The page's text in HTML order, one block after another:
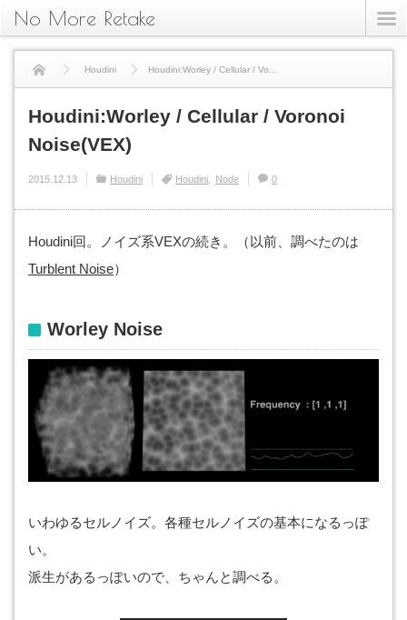
No More Retake
Houdini Houdini:Worley / Cellular / Vo...
Houdini:Worley / Cellular / Voronoi
Noise(VEX)
2015.12.13 Houdini Houdini Node 0
Houdini回。ノイズ系VEXの続き。（以前、調べたのは
Turblent Noise）
Worley Noise
いわゆるセルノイズ。各種セルノイズの基本になるっぽ
い。
派生があるっぽいので、ちゃんと調べる。